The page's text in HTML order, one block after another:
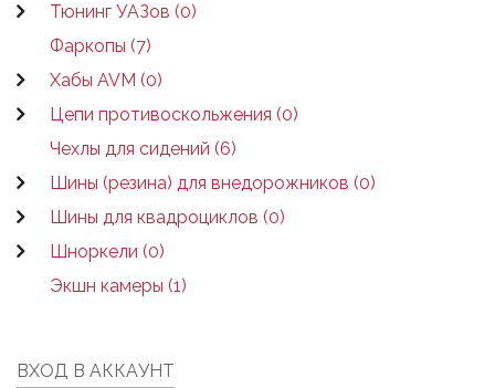
Тюнинг УАЗов (0)
Фаркопы (7)
Хабы AVM (0)
Цепи противоскольжения (0)
Чехлы для сидений (6)
Шины (резина) для внедорожников (0)
Шины для квадроциклов (0)
Шноркели (0)
Экшн камеры (1)
ВХОД В АККАУНТ